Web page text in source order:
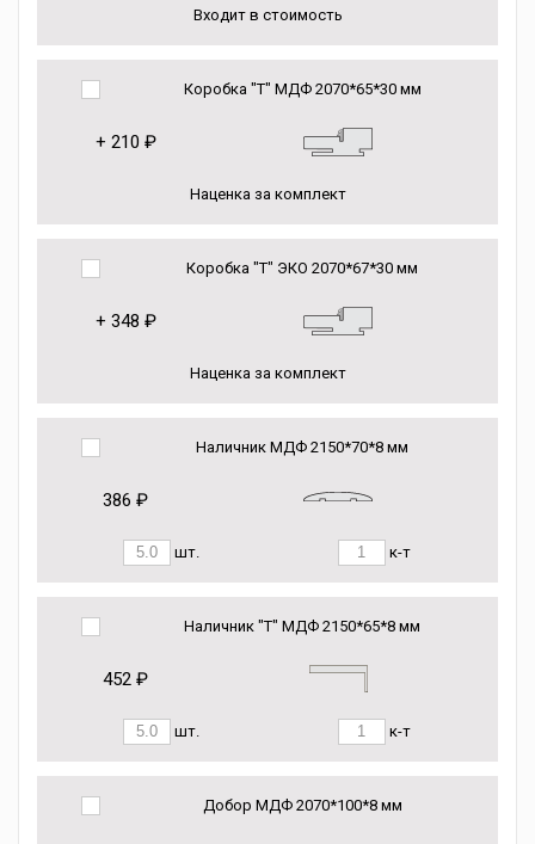
Входит в стоимость
Коробка "Т" МДФ 2070*65*30 мм
+ 210 ₽
Наценка за комплект
Коробка "Т" ЭКО 2070*67*30 мм
+ 348 ₽
Наценка за комплект
Наличник МДФ 2150*70*8 мм
386 ₽
шт. к-т
Наличник "Т" МДФ 2150*65*8 мм
452 ₽
шт. к-т
Добор МДФ 2070*100*8 мм